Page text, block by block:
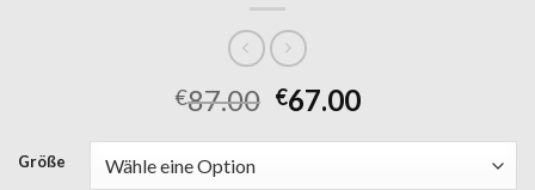
€87.00 €67.00
Größe